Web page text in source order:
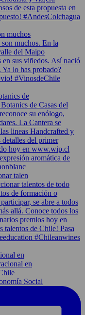
muchos
de
talen
en
Social